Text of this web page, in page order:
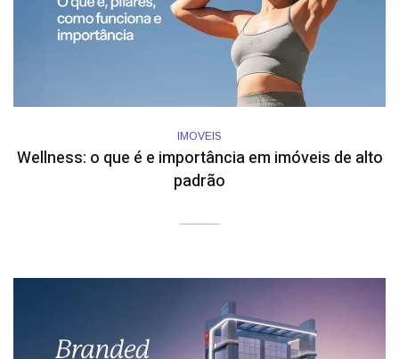
IMOVEIS
Wellness: o que é e importância em imóveis de alto
padrão